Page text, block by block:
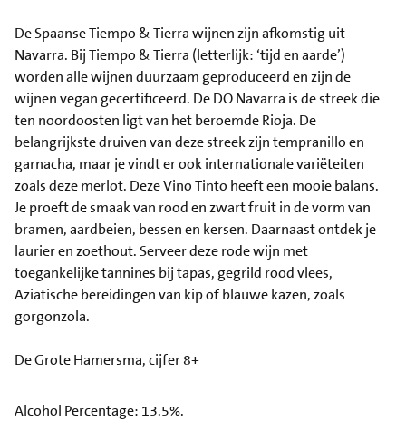
De Spaanse Tiempo & Tierra wijnen zijn afkomstig uit
Navarra. Bij Tiempo & Tierra (letterlijk: ‘tijd en aarde’)
worden alle wijnen duurzaam geproduceerd en zijn de
wijnen vegan gecertificeerd. De DO Navarra is de streek die
ten noordoosten ligt van het beroemde Rioja. De
belangrijkste druiven van deze streek zijn tempranillo en
garnacha, maar je vindt er ook internationale variëteiten
zoals deze merlot. Deze Vino Tinto heeft een mooie balans.
Je proeft de smaak van rood en zwart fruit in de vorm van
bramen, aardbeien, bessen en kersen. Daarnaast ontdek je
laurier en zoethout. Serveer deze rode wijn met
toegankelijke tannines bij tapas, gegrild rood vlees,
Aziatische bereidingen van kip of blauwe kazen, zoals
gorgonzola.
De Grote Hamersma, cijfer 8+
Alcohol Percentage: 13.5%.